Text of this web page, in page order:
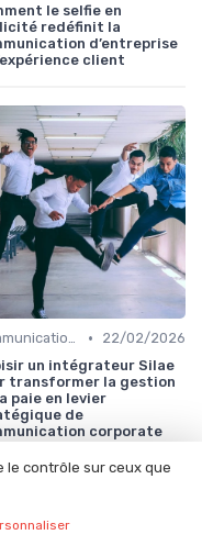
le selfie en
redéfinit la
d’entreprise
client
Communication digitale & omnicanale •
22/02/2026
un intégrateur Silae
transformer la gestion
paie en levier
de
corporate
le contrôle sur ceux que